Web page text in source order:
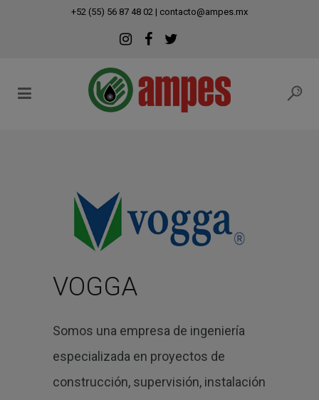
+52 (55) 56 87 48 02 | contacto@ampes.mx
VOGGA
Somos una empresa de ingeniería
especializada en proyectos de
construcción, supervisión, instalación
modal-check